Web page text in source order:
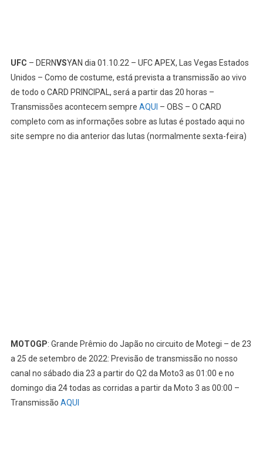
UFC – DERNVSYAN dia 01.10.22 – UFC APEX, Las Vegas Estados
Unidos – Como de costume, está prevista a transmissão ao vivo
de todo o CARD PRINCIPAL, será a partir das 20 horas –
Transmissões acontecem sempre AQUI – OBS – O CARD
completo com as informações sobre as lutas é postado aqui no
site sempre no dia anterior das lutas (normalmente sexta-feira)
MOTOGP: Grande Prêmio do Japão no circuito de Motegi – de 23
a 25 de setembro de 2022: Previsão de transmissão no nosso
canal no sábado dia 23 a partir do Q2 da Moto3 as 01:00 e no
domingo dia 24 todas as corridas a partir da Moto 3 as 00:00 –
Transmissão AQUI